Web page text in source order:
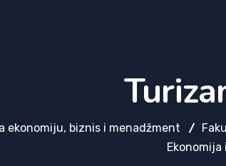
ekonomiju, biznis i menadžment
Ekonomija